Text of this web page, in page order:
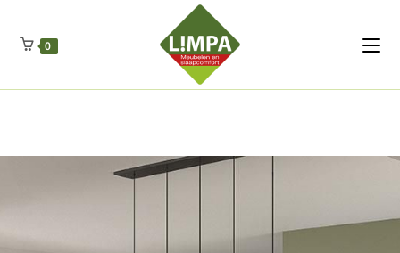
Regenschut
Drueckerpro
Fettsauren Dekemax Kapselmed
Luftkuhlen Zauberfan Netzfenste Insektensc
0